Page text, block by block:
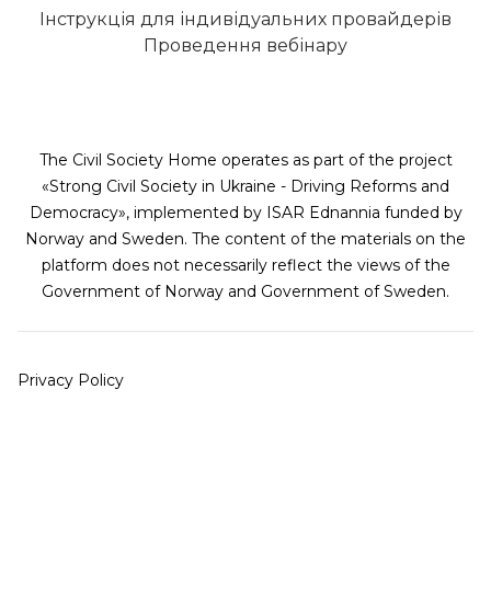
Інструкція для індивідуальних провайдерів
Проведення вебінару
The Civil Society Home operates as part of the project
«Strong Civil Society in Ukraine - Driving Reforms and
Democracy», implemented by ISAR Ednannia funded by
Norway and Sweden. The content of the materials on the
platform does not necessarily reflect the views of the
Government of Norway and Government of Sweden.
Privacy Policy